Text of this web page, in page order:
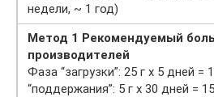
недели, ~ 1 год)
Метод 1 Рекомендуемый
производителей
Фаза “загрузки”: 25 г х 5 дней =
“поддержания”: 5 г х 30 дней =